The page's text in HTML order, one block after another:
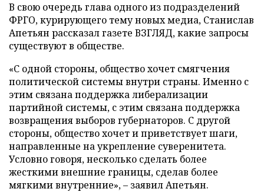
В свою очередь глава одного из подразделений
ФРГО, курирующего тему новых медиа, Станислав
Апетьян рассказал газете ВЗГЛЯД, какие запросы
существуют в обществе.
«С одной стороны, общество хочет смягчения
политической системы внутри страны. Именно с
этим связана поддержка либерализации
партийной системы, с этим связана поддержка
возвращения выборов губернаторов. С другой
стороны, общество хочет и приветствует шаги,
направленные на укрепление суверенитета.
Условно говоря, несколько сделать более
жесткими внешние границы, сделав более
мягкими внутренние», – заявил Апетьян.